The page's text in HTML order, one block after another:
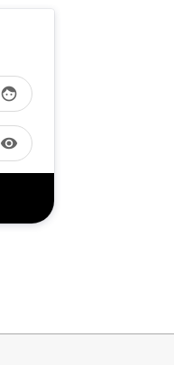
face
visibility